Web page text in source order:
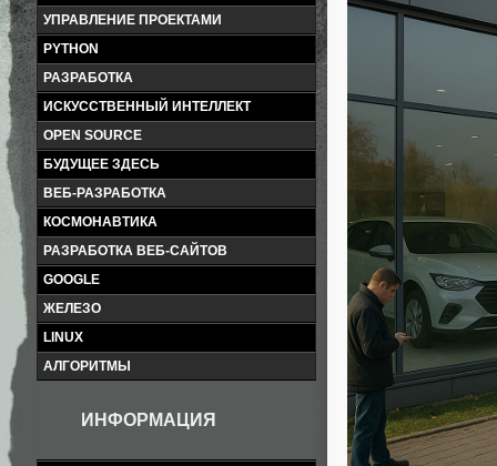
УПРАВЛЕНИЕ ПРОЕКТАМИ
PYTHON
РАЗРАБОТКА
ИСКУССТВЕННЫЙ ИНТЕЛЛЕКТ
OPEN SOURCE
БУДУЩЕЕ ЗДЕСЬ
ВЕБ-РАЗРАБОТКА
КОСМОНАВТИКА
РАЗРАБОТКА ВЕБ-САЙТОВ
GOOGLE
ЖЕЛЕЗО
LINUX
АЛГОРИТМЫ
ИНФОРМАЦИЯ